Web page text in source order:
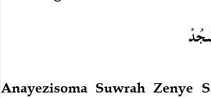
Anayezisoma Suwrah Zenye